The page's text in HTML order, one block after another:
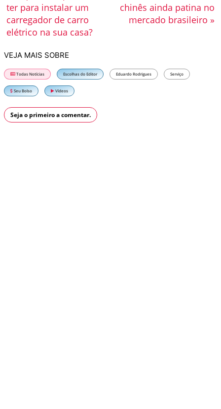
chinês ainda patina no
mercado brasileiro »
ter para instalar um
carregador de carro
elétrico na sua casa?
VEJA MAIS SOBRE
Todas Notícias Escolhas do Editor Eduardo Rodrigues Serviço
Seu Bolso Vídeos
Seja o primeiro a comentar.